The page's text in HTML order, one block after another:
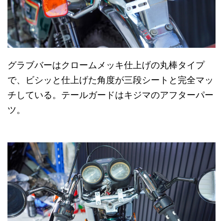
グラブバーはクロームメッキ仕上げの丸棒タイプ
で、ビシッと仕上げた角度が三段シートと完全マッ
チしている。テールガードはキジマのアフターパー
ツ。